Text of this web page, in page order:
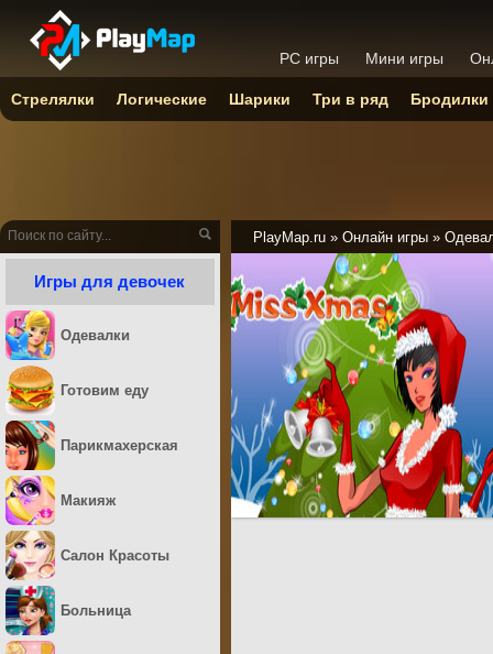
PlayMap.ru » Онлайн игры »
Игры для девочек
Одевалки
Готовим еду
Парикмахерская
Макияж
Салон Красоты
Больница
PC игры Мини игры
Стрелялки Логические Шарики Три в ряд Бродилки